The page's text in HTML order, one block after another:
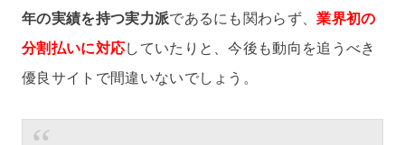
年の実績を持つ実力派であるにも関わらず、業界初の
分割払いに対応していたりと、今後も動向を追うべき
優良サイトで間違いないでしょう。